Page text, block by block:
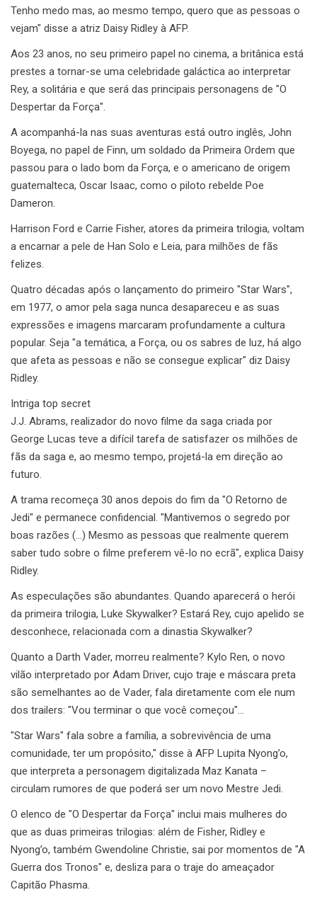
Tenho medo mas, ao mesmo tempo, quero que as pessoas o
vejam" disse a atriz Daisy Ridley à AFP.
Aos 23 anos, no seu primeiro papel no cinema, a britânica está
prestes a tornar-se uma celebridade galáctica ao interpretar
Rey, a solitária e que será das principais personagens de "O
Despertar da Força".
A acompanhá-la nas suas aventuras está outro inglês, John
Boyega, no papel de Finn, um soldado da Primeira Ordem que
passou para o lado bom da Força, e o americano de origem
guatemalteca, Oscar Isaac, como o piloto rebelde Poe
Dameron.
Harrison Ford e Carrie Fisher, atores da primeira trilogia, voltam
a encarnar a pele de Han Solo e Leia, para milhões de fãs
felizes.
Quatro décadas após o lançamento do primeiro "Star Wars",
em 1977, o amor pela saga nunca desapareceu e as suas
expressões e imagens marcaram profundamente a cultura
popular. Seja "a temática, a Força, ou os sabres de luz, há algo
que afeta as pessoas e não se consegue explicar" diz Daisy
Ridley.
Intriga top secret
J.J. Abrams, realizador do novo filme da saga criada por
George Lucas teve a difícil tarefa de satisfazer os milhões de
fãs da saga e, ao mesmo tempo, projetá-la em direção ao
futuro.
A trama recomeça 30 anos depois do fim da "O Retorno de
Jedi" e permanece confidencial. "Mantivemos o segredo por
boas razões (…) Mesmo as pessoas que realmente querem
saber tudo sobre o filme preferem vê-lo no ecrã", explica Daisy
Ridley.
As especulações são abundantes. Quando aparecerá o herói
da primeira trilogia, Luke Skywalker? Estará Rey, cujo apelido se
desconhece, relacionada com a dinastia Skywalker?
Quanto a Darth Vader, morreu realmente? Kylo Ren, o novo
vilão interpretado por Adam Driver, cujo traje e máscara preta
são semelhantes ao de Vader, fala diretamente com ele num
dos trailers: "Vou terminar o que você começou"…
"Star Wars" fala sobre a família, a sobrevivência de uma
comunidade, ter um propósito," disse à AFP Lupita Nyong’o,
que interpreta a personagem digitalizada Maz Kanata –
circulam rumores de que poderá ser um novo Mestre Jedi.
O elenco de "O Despertar da Força" inclui mais mulheres do
que as duas primeiras trilogias: além de Fisher, Ridley e
Nyong’o, também Gwendoline Christie, sai por momentos de "A
Guerra dos Tronos" e, desliza para o traje do ameaçador
Capitão Phasma.